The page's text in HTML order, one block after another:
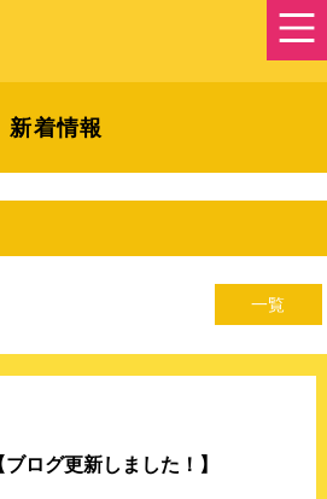
新着情報
一覧
ログ更新しました！】